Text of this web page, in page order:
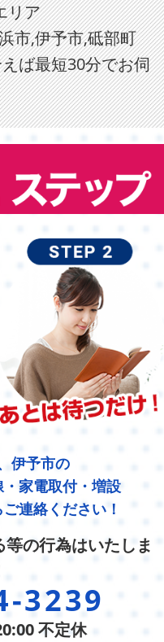
リア
市,伊予市,砥部町
ば最短30分でお伺
伊予市の
家電取付・増設
連絡ください！
の行為はいたしま
3239
不定休